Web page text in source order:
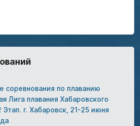
соревнования по плаванию
Лига плавания Хабаровского
Этап. г. Хабаровск, 21-25 июня